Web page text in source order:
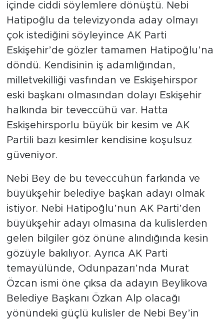
içinde ciddi söylemlere dönüştü. Nebi
Hatipoğlu da televizyonda aday olmayı
çok istediğini söyleyince AK Parti
Eskişehir’de gözler tamamen Hatipoğlu’na
döndü. Kendisinin iş adamlığından,
milletvekilliği vasfından ve Eskişehirspor
eski başkanı olmasından dolayı Eskişehir
halkında bir teveccühü var. Hatta
Eskişehirsporlu büyük bir kesim ve AK
Partili bazı kesimler kendisine koşulsuz
güveniyor.
Nebi Bey de bu teveccühün farkında ve
büyükşehir belediye başkan adayı olmak
istiyor. Nebi Hatipoğlu’nun AK Parti’den
büyükşehir adayı olmasına da kulislerden
gelen bilgiler göz önüne alındığında kesin
gözüyle bakılıyor. Ayrıca AK Parti
temayülünde, Odunpazarı’nda Murat
Özcan ismi öne çıksa da adayın Beylikova
Belediye Başkanı Özkan Alp olacağı
yönündeki güçlü kulisler de Nebi Bey’in